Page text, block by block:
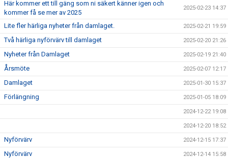
Här kommer ett till gäng som ni säkert känner igen och
kommer få se mer av 2025
2025-02-23 14:37
Lite fler härliga nyheter från damlaget. 2025-02-21 19:59
Två härliga nyförvärv till damlaget 2025-02-20 21:26
Nyheter från Damlaget 2025-02-19 21:40
Årsmöte 2025-02-07 12:17
Damlaget 2025-01-30 15:37
Förlängning 2025-01-05 18:09
2024-12-22 19:08
2024-12-20 18:52
Nyförvärv 2024-12-15 17:37
Nyförvärv 2024-12-14 15:58